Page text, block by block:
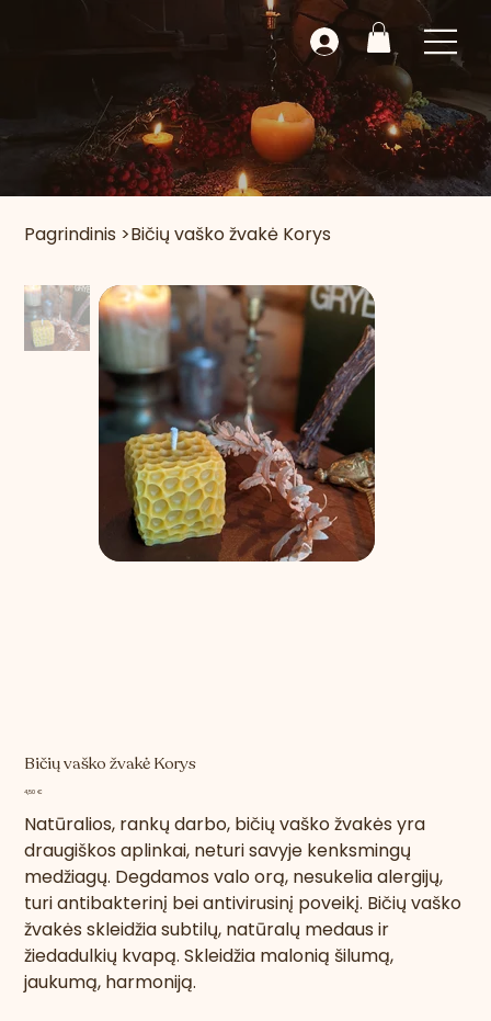
Pagrindinis >Bičių vaško žvakė Korys
Bičių vaško žvakė Korys
Kaina
4,50 €
Natūralios, rankų darbo, bičių vaško žvakės yra
draugiškos aplinkai, neturi savyje kenksmingų
medžiagų. Degdamos valo orą, nesukelia alergijų,
turi antibakterinį bei antivirusinį poveikį. Bičių vaško
žvakės skleidžia subtilų, natūralų medaus ir
žiedadulkių kvapą. Skleidžia malonią šilumą,
jaukumą, harmoniją.